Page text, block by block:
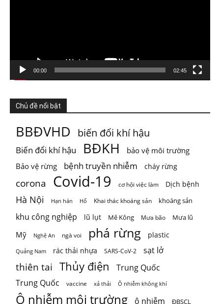
Xem trên Facebook · Chia sẻ
ThienNhien.Net
5 ngày trước
Thiên nhiên thường tạo cho con người cảm giác rằng mọi
thứ vẫn đang t ...Xem thêm
Photo
Xem trên Facebook · Chia sẻ
00:00 02:45
Chủ đề nổi bật
BBĐVHD biến đổi khí hậu
Biến đổi khí hậu BĐKH bảo vệ môi trường
Bảo vệ rừng bệnh truyền nhiễm cháy rừng
corona Covid-19 cơ hội việc làm Dịch bệnh
Hà Nội Hạn hán Hổ Khai thác khoáng sản khoáng sản
khu công nghiệp lũ lụt Mê Kông Mưa bão Mưa lũ
Mỹ Nghệ An ngà voi phá rừng plastic
Quảng Nam rác thải nhựa SARS-CoV-2 sạt lở
thiên tai Thủy điện
Trung Quốc
Trung Quốc
vaccine xả thải Ô nhiễm không khí
Ô nhiễm môi trường ô nhiễm ĐBSCL